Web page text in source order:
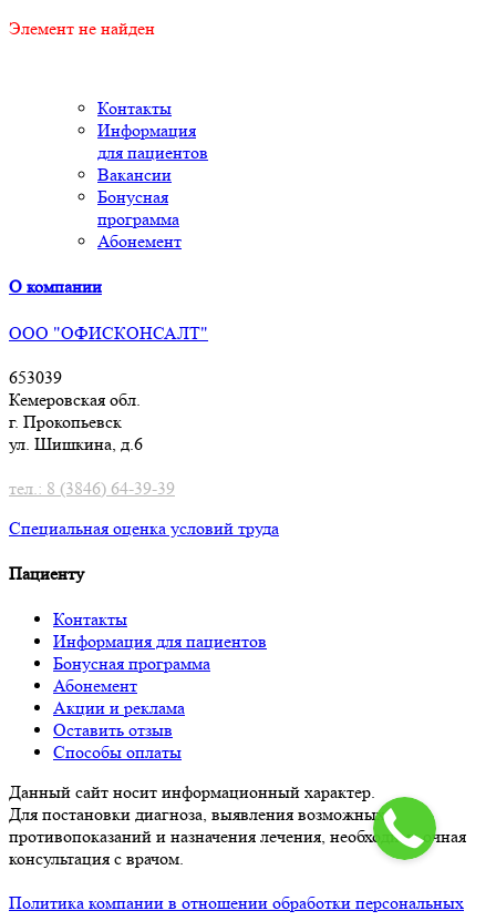
Элемент не найден
Контакты
Информация
для пациентов
Вакансии
Бонусная
программа
Абонемент
О компании
ООО "ОФИСКОНСАЛТ"
653039
Кемеровская обл.
г. Прокопьевск
ул. Шишкина, д.6
тел.: 8 (3846) 64-39-39
Специальная оценка условий труда
Пациенту
Контакты
Информация для пациентов
Бонусная программа
Абонемент
Акции и реклама
Оставить отзыв
Способы оплаты
Данный сайт носит информационный характер.
Для постановки диагноза, выявления возможных
противопоказаний и назначения лечения, необходима очная
консультация с врачом.
Политика компании в отношении обработки персональных